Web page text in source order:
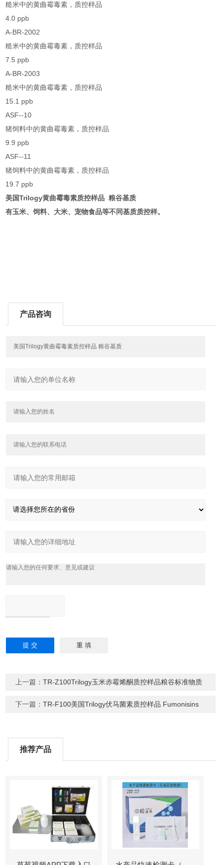
糙米中的黄曲霉毒素，质控样品
4.0 ppb
A-BR-2002
糙米中的黄曲霉毒素，质控样品
7.5 ppb
A-BR-2003
糙米中的黄曲霉毒素，质控样品
15.1 ppb
ASF--10
猪饲料中的黄曲霉毒素，质控样品
9.9 ppb
ASF--11
猪饲料中的黄曲霉毒素，质控样品
19.7 ppb
美国Trilogy黄曲霉毒素质控样品 粮谷基质
有玉米、饲料、大米、宠物食品等不同基质质控样。
产品咨询
上一篇：TR-Z100Trilogy玉米赤霉烯酮质控样品粮谷标准物质
下一篇：TR-F100美国Trilogy伏马菌素质控样品 Fumonisins
推荐产品